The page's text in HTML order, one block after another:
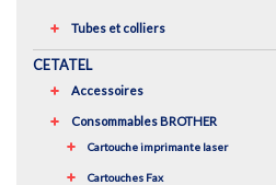
Tubes et colliers
CETATEL
Accessoires
Consommables BROTHER
Cartouche imprimante laser
Cartouches Fax